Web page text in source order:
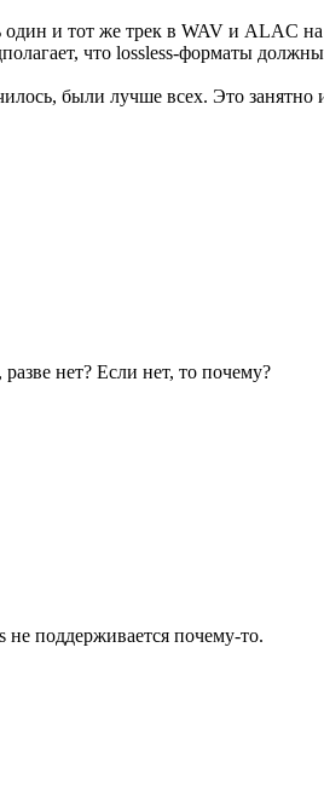
и тот же трек в WAV и ALAC
что lossless-форматы
были лучше всех. Это занятно
нет? Если нет, то почему?
не поддерживается почему-то.